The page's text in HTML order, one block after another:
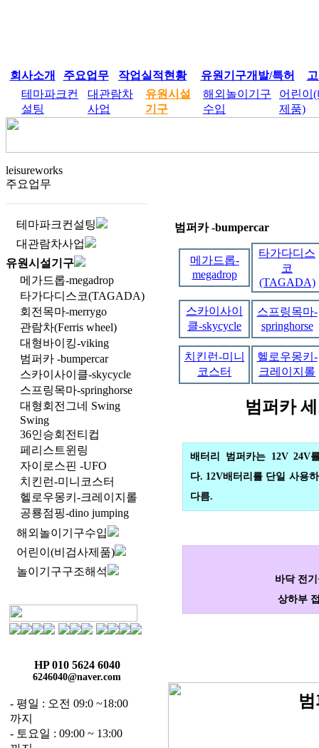
회사소개 주요업무 작업실적현황 유원기구개발/특허
테마파크컨
설팅
대관람차
사업
유원시설
기구
해외놀이기구
수입
어린이
제품)
leisureworks
주요업무
테마파크컨설팅
대관람차사업
유원시설기구
메가드롭-megadrop
타가다디스코(TAGADA)
회전목마-merrygo
관람차(Ferris wheel)
대형바이킹-viking
범퍼카 -bumpercar
스카이사이클-skycycle
스프링목마-springhorse
대형회전그네 Swing
Swing
36인승회전티컵
페리스트윈링
자이로스핀 -UFO
치킨런-미니코스터
헬로우몽키-크레이지롤
공룡점핑-dino jumping
해외놀이기구수입
어린이(비검사제품)
놀이기구구조해석
HP 010 5624 6040
6246040@naver.com
- 평일 : 오전 09:0 ~18:00
까지
- 토요일 : 09:00 ~ 13:00
범퍼카 -bumpercar
메가드롭-
megadrop
타가다디스
코
(TAGADA)
스카이사이
클-skycycle
스프링목마-
springhorse
치킨런-미니
코스터
헬로우몽키-
크레이지롤
범퍼카
배터리 범퍼카는 12V 24V
다. 12V배터리를 단일 사용
다름.
바닥 전
상하부